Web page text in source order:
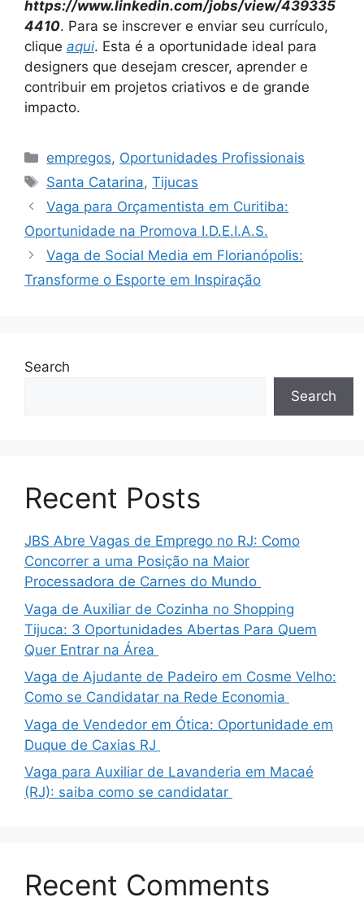
https://www.linkedin.com/jobs/view/439335
4410. Para se inscrever e enviar seu currículo,
clique aqui. Esta é a oportunidade ideal para
designers que desejam crescer, aprender e
contribuir em projetos criativos e de grande
impacto.
Categories
empregos, Oportunidades Profissionais
Tags
Santa Catarina,Tijucas
Vaga para Orçamentista em Curitiba:
Oportunidade na Promova I.D.E.I.A.S.
Vaga de Social Media em Florianópolis:
Transforme o Esporte em Inspiração
Search
Search
Recent Posts
JBS Abre Vagas de Emprego no RJ: Como
Concorrer a uma Posição na Maior
Processadora de Carnes do Mundo
Vaga de Auxiliar de Cozinha no Shopping
Tijuca: 3 Oportunidades Abertas Para Quem
Quer Entrar na Área
Vaga de Ajudante de Padeiro em Cosme Velho:
Como se Candidatar na Rede Economia
Vaga de Vendedor em Ótica: Oportunidade em
Duque de Caxias RJ
Vaga para Auxiliar de Lavanderia em Macaé
(RJ): saiba como se candidatar
Recent Comments